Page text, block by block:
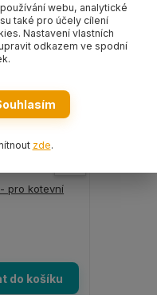
pro kotevní
do košíku
webu, analytické
také pro účely cílení
Nastavení vlastních
odkazem ve spodní
zde.